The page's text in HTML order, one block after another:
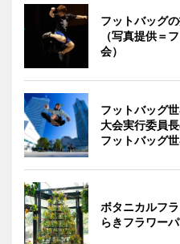
フットバッグ
（写真提供＝
会）
フットバッグ
大会実行委員
フットバッグ
ボタニカルフ
らきフラワーパ